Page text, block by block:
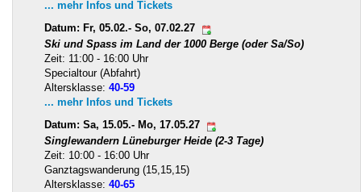
... mehr Infos und Tickets
Datum: Fr, 05.02.- So, 07.02.27
Ski und Spass im Land der 1000 Berge (oder Sa/So)
Zeit: 11:00 - 16:00 Uhr
Specialtour (Abfahrt)
Altersklasse: 40-59
... mehr Infos und Tickets
Datum: Sa, 15.05.- Mo, 17.05.27
Singlewandern Lüneburger Heide (2-3 Tage)
Zeit: 10:00 - 16:00 Uhr
Ganztagswanderung (15,15,15)
Altersklasse: 40-65